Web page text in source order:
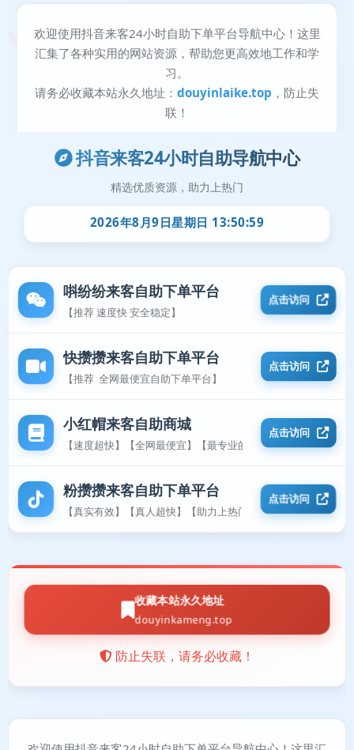
抖音来客24小时自助导航中心
精选优质资源，助力上热门
2026年8月9日星期日 13:50:59
唞纷纷来客自助下单平台
【推荐 速度快 安全稳定】
点击访问
快攒攒来客自助下单平台
【推荐 全网最便宜自助下单平台】
点击访问
小红帽来客自助商城
【速度超快】【全网最便宜】【最专业的平台】
点击访问
粉攒攒来客自助下单平台
【真实有效】【真人超快】【助力上热门】
点击访问
收藏本站永久地址
douyinkameng.top
防止失联，请务必收藏！